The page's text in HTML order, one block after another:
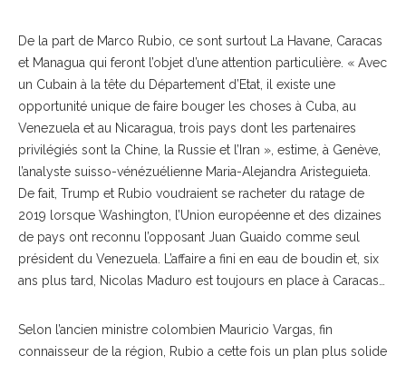
De la part de Marco Rubio, ce sont surtout La Havane, Caracas
et Managua qui feront l’objet d’une attention particulière. « Avec
un Cubain à la tête du Département d’Etat, il existe une
opportunité unique de faire bouger les choses à Cuba, au
Venezuela et au Nicaragua, trois pays dont les partenaires
privilégiés sont la Chine, la Russie et l’Iran », estime, à Genève,
l’analyste suisso-vénézuélienne Maria-Alejandra Aristeguieta.
De fait, Trump et Rubio voudraient se racheter du ratage de
2019 lorsque Washington, l’Union européenne et des dizaines
de pays ont reconnu l’opposant Juan Guaido comme seul
président du Venezuela. L’affaire a fini en eau de boudin et, six
ans plus tard, Nicolas Maduro est toujours en place à Caracas…
Selon l’ancien ministre colombien Mauricio Vargas, fin
connaisseur de la région, Rubio a cette fois un plan plus solide